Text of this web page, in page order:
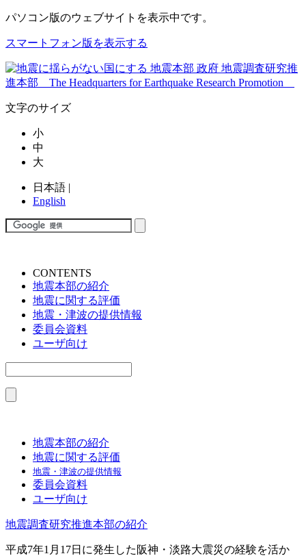
パソコン版のウェブサイトを表示中です。
スマートフォン版を表示する
文字のサイズ
小
中
大
日本語 |
English
CONTENTS
地震本部の紹介
地震に関する評価
地震・津波の提供情報
委員会資料
ユーザ向け
地震本部の紹介
地震に関する評価
地震・津波の提供情報
委員会資料
ユーザ向け
地震調査研究推進本部の紹介
平成7年1月17日に発生した阪神・淡路大震災の経験を活か